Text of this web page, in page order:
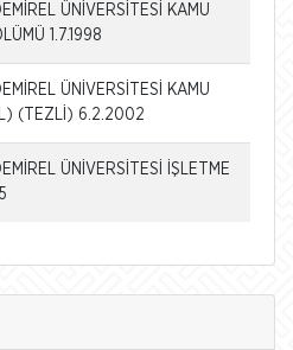
ÜNİVERSİTESİ KAMU
1.7.1998
ÜNİVERSİTESİ KAMU
(TEZLİ) 6.2.2002
ÜNİVERSİTESİ İŞLETME